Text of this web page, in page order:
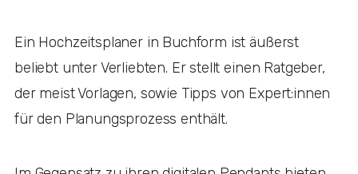
Ein Hochzeitsplaner in Buchform ist äußerst
beliebt unter Verliebten. Er stellt einen Ratgeber,
der meist Vorlagen, sowie Tipps von Expert:innen
für den Planungsprozess enthält.